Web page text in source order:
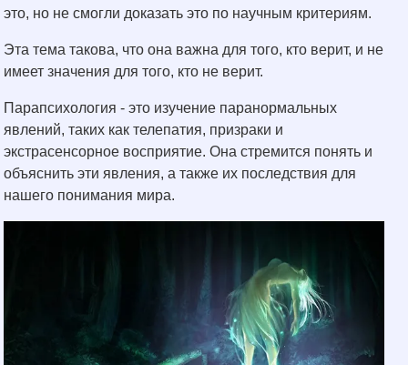
это, но не смогли доказать это по научным критериям.
Эта тема такова, что она важна для того, кто верит, и не
имеет значения для того, кто не верит.
Парапсихология - это изучение паранормальных
явлений, таких как телепатия, призраки и
экстрасенсорное восприятие. Она стремится понять и
объяснить эти явления, а также их последствия для
нашего понимания мира.